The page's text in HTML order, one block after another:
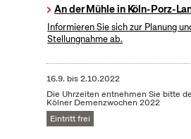
An der Mühle in Köln-Porz-
Informieren Sie sich zur Planung
Stellungnahme ab.
16.9. bis2.10.2022
Die Uhrzeiten entnehmen Sie bitte
Kölner Demenzwochen 2022
Eintritt frei